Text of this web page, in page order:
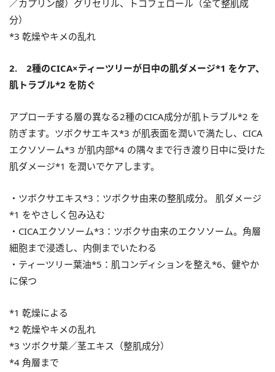
／カプリン酸）グリセリル、トコフェロール（全て整肌成
分）
*3 乾燥やキメの乱れ
2. 2種のCICA×ティーツリーが日中の肌ダメージ*1 をケア、
肌トラブル*2 を防ぐ
アプローチする層の異なる2種のCICA成分が肌トラブル*2 を
防ぎます。ツボクサエキス*3 が肌表面を潤いで満たし、CICA
エクソソーム*3 が肌内部*4 の隅々まで行き渡り日中に受けた
肌ダメージ*1 を潤いでケアします。
・ツボクサエキス*3：ツボクサ由来の整肌成分。 肌ダメージ
*1 をやさしく包み込む
・CICAエクソソーム*3：ツボクサ由来のエクソソーム。角層
細胞まで浸透し、内側までいたわる
・ティーツリー葉油*5：肌コンディションを整え*6、健やか
に保つ
*1 乾燥による
*2 乾燥やキメの乱れ
*3 ツボクサ葉／茎エキス（整肌成分）
*4 角層まで